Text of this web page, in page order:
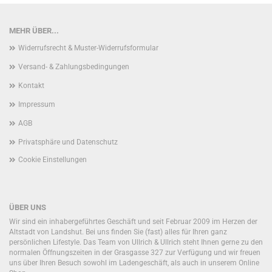
MEHR ÜBER...
Widerrufsrecht & Muster-Widerrufsformular
Versand- & Zahlungsbedingungen
Kontakt
Impressum
AGB
Privatsphäre und Datenschutz
Cookie Einstellungen
ÜBER UNS
Wir sind ein inhabergeführtes Geschäft und seit Februar 2009 im Herzen der
Altstadt von Landshut. Bei uns finden Sie (fast) alles für Ihren ganz
persönlichen Lifestyle. Das Team von Ullrich & Ullrich steht Ihnen gerne zu den
normalen Öffnungszeiten in der Grasgasse 327 zur Verfügung und wir freuen
uns über Ihren Besuch sowohl im Ladengeschäft, als auch in unserem Online